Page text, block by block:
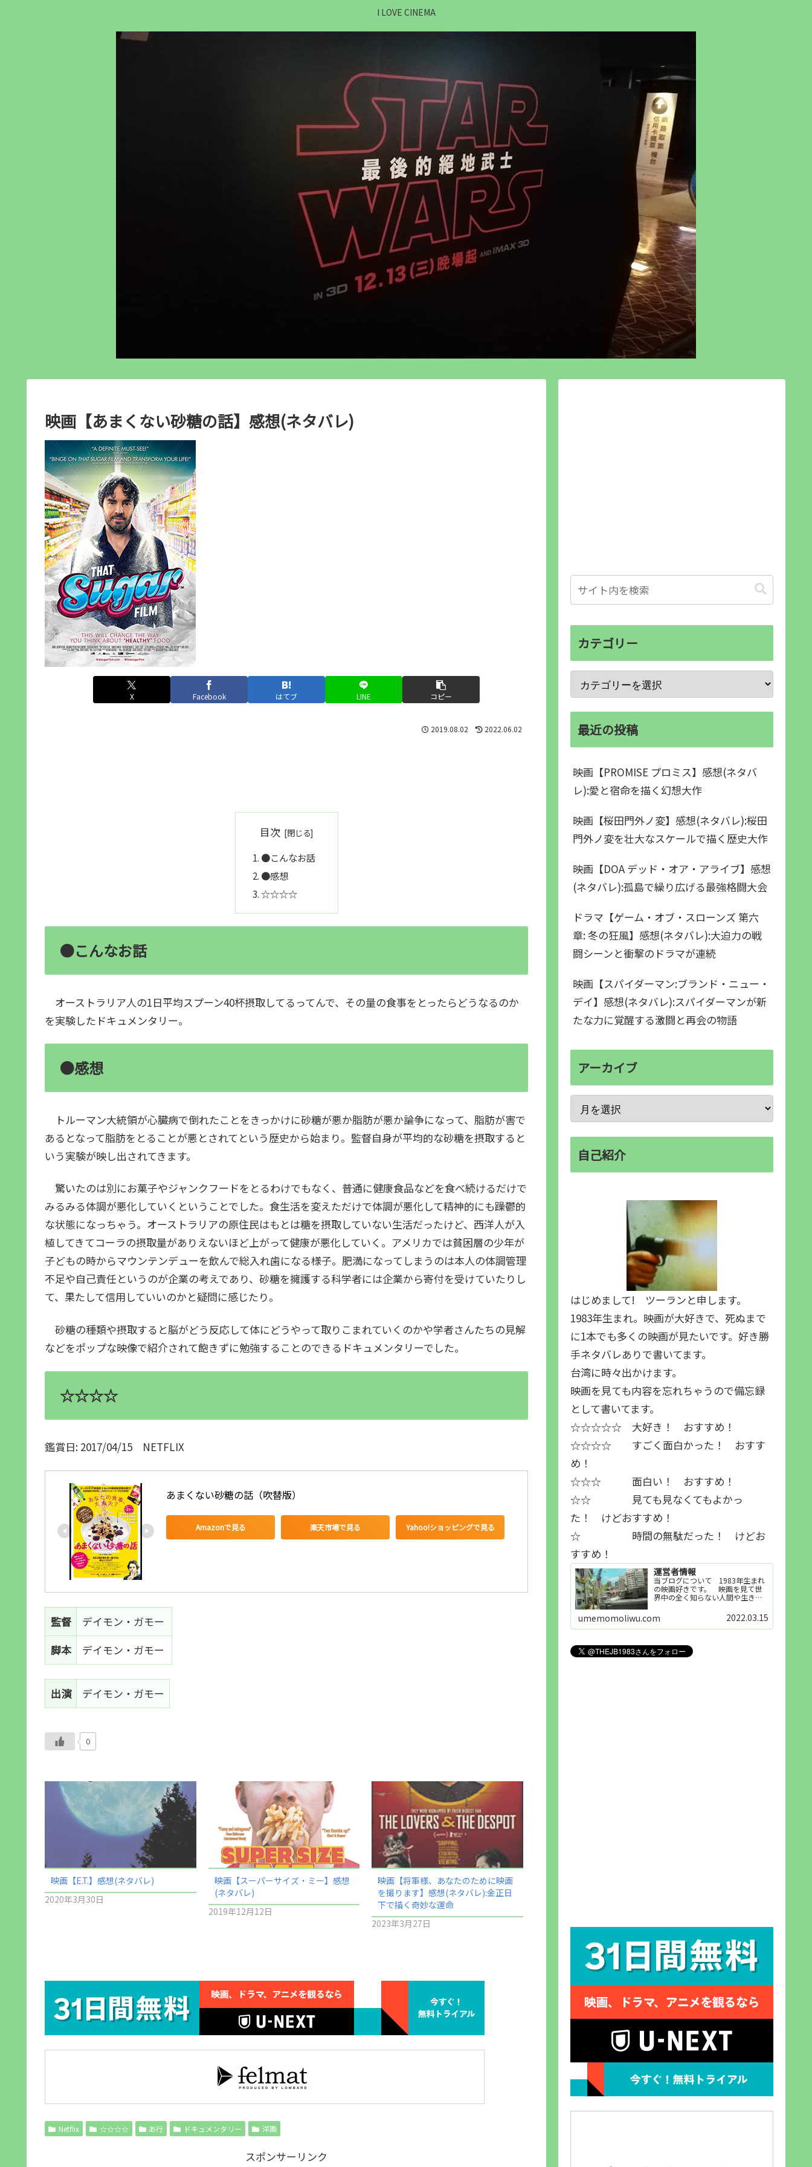
I LOVE CINEMA
映画【あまくない砂糖の話】感想(ネタバレ)
X Facebook はてブ LINE コピー
2019.08.02 2022.06.02
目次
●こんなお話
●感想
☆☆☆☆
●こんなお話
オーストラリア人の1日平均スプーン40杯摂取してるってんで、その量の食事をとったらどうなるのか
を実験したドキュメンタリー。
●感想
トルーマン大統領が心臓病で倒れたことをきっかけに砂糖が悪か脂肪が悪か論争になって、脂肪が害で
あるとなって脂肪をとることが悪とされてという歴史から始まり。監督自身が平均的な砂糖を摂取すると
いう実験が映し出されてきます。
驚いたのは別にお菓子やジャンクフードをとるわけでもなく、普通に健康食品などを食べ続けるだけで
みるみる体調が悪化していくということでした。食生活を変えただけで体調が悪化して精神的にも躁鬱的
な状態になっちゃう。オーストラリアの原住民はもとは糖を摂取していない生活だったけど、西洋人が入
植してきてコーラの摂取量がありえないほど上がって健康が悪化していく。アメリカでは貧困層の少年が
子どもの時からマウンテンデューを飲んで総入れ歯になる様子。肥満になってしまうのは本人の体調管理
不足や自己責任というのが企業の考えであり、砂糖を擁護する科学者には企業から寄付を受けていたりし
て、果たして信用していいのかと疑問に感じたり。
砂糖の種類や摂取すると脳がどう反応して体にどうやって取りこまれていくのかや学者さんたちの見解
などをポップな映像で紹介されて飽きずに勉強することのできるドキュメンタリーでした。
☆☆☆☆
鑑賞日: 2017/04/15 NETFLIX
あまくない砂糖の話（吹替版）
Amazonで見る 楽天市場で見る Yahoo!ショッピングで見る
監督
デイモン・ガモー
脚本
デイモン・ガモー
出演 デイモン・ガモー
0
映画【E.T.】感想(ネタバレ)
2020年3月30日
映画【スーパーサイズ・ミー】感想
(ネタバレ)
2019年12月12日
映画【将軍様、あなたのために映画
を撮ります】感想(ネタバレ):金正日
下で描く奇妙な運命
2023年3月27日
Netflix ☆☆☆☆ あ行 ドキュメンタリー 洋画
スポンサーリンク
カテゴリー
最近の投稿
映画【PROMISE プロミス】感想(ネタバ
レ):愛と宿命を描く幻想大作
映画【桜田門外ノ変】感想(ネタバレ):桜田
門外ノ変を壮大なスケールで描く歴史大作
映画【DOA デッド・オア・アライブ】感想
(ネタバレ):孤島で繰り広げる最強格闘大会
ドラマ【ゲーム・オブ・スローンズ 第六
章: 冬の狂風】感想(ネタバレ):大迫力の戦
闘シーンと衝撃のドラマが連続
映画【スパイダーマン:ブランド・ニュー・
デイ】感想(ネタバレ):スパイダーマンが新
たな力に覚醒する激闘と再会の物語
アーカイブ
自己紹介
はじめまして! ツーランと申します。
1983年生まれ。映画が大好きで、死ぬまで
に1本でも多くの映画が見たいです。好き勝
手ネタバレありで書いてます。
台湾に時々出かけます。
映画を見ても内容を忘れちゃうので備忘録
として書いてます。
☆☆☆☆☆ 大好き！ おすすめ！
☆☆☆☆ すごく面白かった！ おすす
め！
☆☆☆ 面白い！ おすすめ！
☆☆ 見ても見なくてもよかっ
た！ けどおすすめ！
☆ 時間の無駄だった！ けどお
すすめ！
運営者情報
当ブログについて 1983年生まれ
の映画好きです。 映画を見て世
界中の全く知らない人間や生き物
世界知らない世界に触れることが
好きで映画を見てます。「映画を
見られれば幸福度を高い」とわか
umemomoliwu.com 2022.03.15